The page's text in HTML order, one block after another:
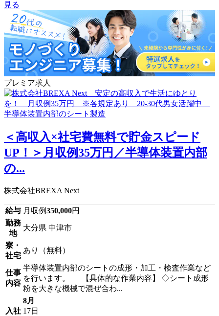
見る
プレミア求人
＜高収入×社宅費無料で貯金スピード
UP！＞月収例35万円／半導体装置内部
の...
株式会社BREXA Next
給与 月収例350,000円
勤務
地
大分県 中津市
寮・
社宅
あり（無料）
仕事
内容
半導体装置内部のシートの成形・加工・検査作業など
を行います。 【具体的な作業内容】 ◇シート成形
粉を大きな機械で混ぜ合わ...
入社
8月
17日